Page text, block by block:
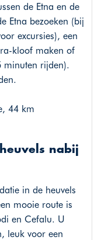
de Etna en de
Etna bezoeken (bij
excursies), een
kloof maken of
minuten rijden).
44 km
nabij
in de heuvels
mooie route is
en Cefalu. U
leuk voor een